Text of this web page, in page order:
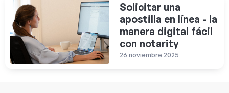
Solicitar una
apostilla en línea - la
manera digital fácil
con notarity
26 noviembre 2025